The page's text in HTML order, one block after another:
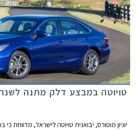
טויוטה במבצע דלק מתנה לשנה -
יוניון מוטורס, יבואנית טויוטה לישראל, מדווחת כי